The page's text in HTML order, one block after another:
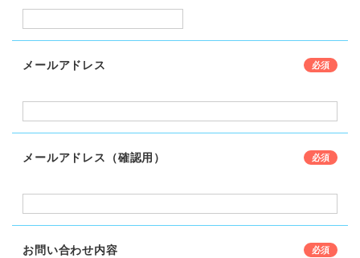
メールアドレス
メールアドレス（確認用）
お問い合わせ内容